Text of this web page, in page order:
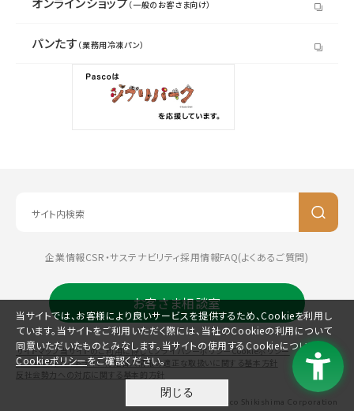
（一般のお客さま向け）
パンたす （業務用冷凍パン）
企業情報CSR・サステナビリティ採用情報FAQ(よくあるご質問)
お客さま相談室
サイトマップ当サイトのご利用に際してプライバシーポリシーCookieポリシー
コミュニティガイドライン特定個人情報の適正な取扱いに関する基本方針
反社会勢力への対応に関する基本的方針
©Pasco Shikishima Corporation
当サイトでは、お客様により良いサービスを提供するため、Cookieを利用し
ています。当サイトをご利用いただく際には、当社のCookieの利用について
同意いただいたものとみなします。当サイトの使用するCookieについては、
Cookieポリシーをご確認ください。
閉じる